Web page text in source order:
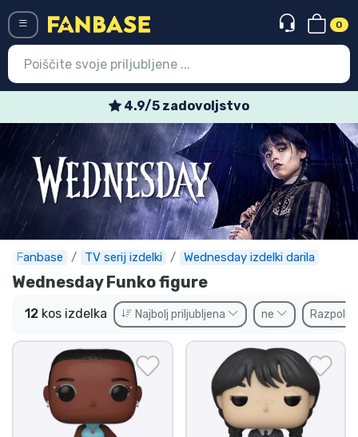
0
4.9/5 zadovoljstvo
Fanbase TV serij izdelki Wednesday izdelki darila
Wednesday Funko figure
12 kos izdelka Najbolj priljubljena ne
Vstop Registracija
Najnovejsi izdelki
Prodajni izdelki
Ekspresna dostava
Prednaročila
Outlet izdelki
Dostava in plačilo
Tv serijske izdelki